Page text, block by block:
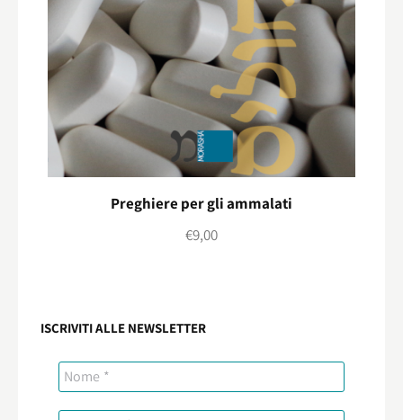
Preghiere per gli ammalati
€9,00
ISCRIVITI ALLE NEWSLETTER